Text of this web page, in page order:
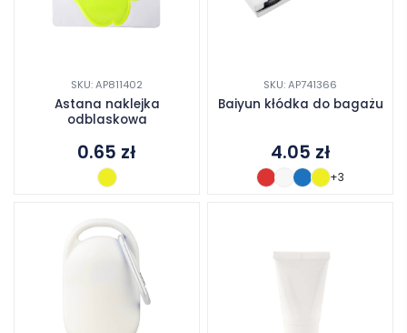
SKU: AP811402
Astana naklejka
odblaskowa
0.65 zł
SKU: AP741366
Baiyun kłódka do bagażu
4.05 zł
+3